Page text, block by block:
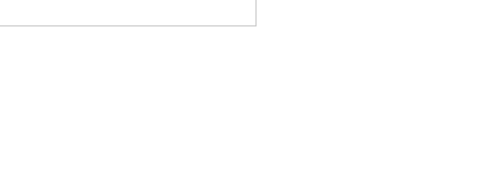
情報を取得します。
範囲を超えて利用することはあ